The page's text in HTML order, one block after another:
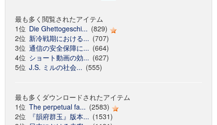
最も多く閲覧されたアイテム
1位 Die Ghettogeschi... (829)
2位 新冷戦期における... (707)
3位 通信の安全保障に... (664)
4位 ショート動画の効... (627)
5位 J.S. ミルの社会... (555)
最も多くダウンロードされたアイテム
1位 The perpetual fa... (2583)
2位
『韻府群玉』版本... (1531)